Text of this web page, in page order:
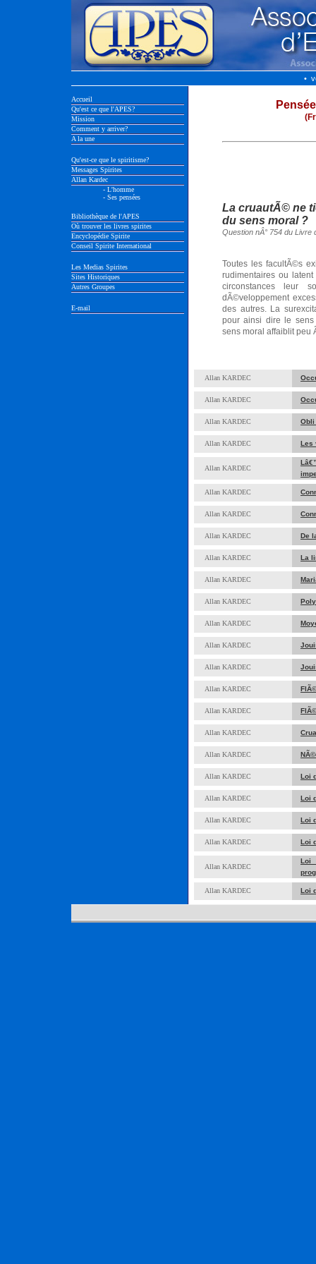
•
Accueil
Qu'est ce que l'APES?
Mission
Comment y arriver?
A la une
Qu'est-ce que le spiritisme?
Messages Spirites
Allan Kardec
- L'homme
- Ses pensées
Bibliothèque de l'APES
Où trouver les livres spirites
Encyclopédie Spirite
Conseil Spirite International
Les Medias Spirites
Sites Historiques
Autres Groupes
E-mail
La cruautÃ© ne
du sens moral ?
Question nÂ° 754 du Livre
Toutes les facultÃ©s
rudimentaires ou
circonstances leur
dÃ©veloppement
des autres. La
pour ainsi dire le
sens moral affaiblit peu
Allan KARDEC
Allan KARDEC
Allan KARDEC Obli
Allan KARDEC Les
Allan KARDEC
Allan KARDEC
Allan KARDEC
Allan KARDEC De
Allan KARDEC La
Allan KARDEC
Allan KARDEC
Allan KARDEC
Allan KARDEC
Allan KARDEC
Allan KARDEC
Allan KARDEC
Allan KARDEC
Allan KARDEC
Allan KARDEC Loi
Allan KARDEC Loi
Allan KARDEC Loi
Allan KARDEC Loi
Allan KARDEC
Loi
Allan KARDEC Loi